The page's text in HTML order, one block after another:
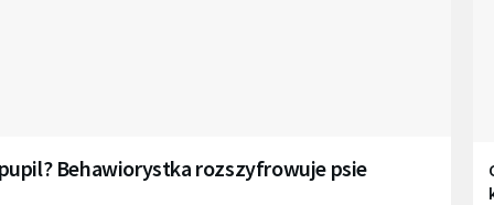
Behawiorystka rozszyfrowuje psie